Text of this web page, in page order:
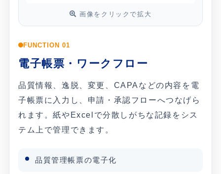
画像をクリックで拡大
FUNCTION 01
電子帳票・ワークフロー
品質情報、逸脱、変更、CAPAなどの内容を電
子帳票に入力し、申請・承認フローへつなげら
れます。紙やExcelで分散しがちな記録をシス
テム上で管理できます。
品質管理帳票の電子化